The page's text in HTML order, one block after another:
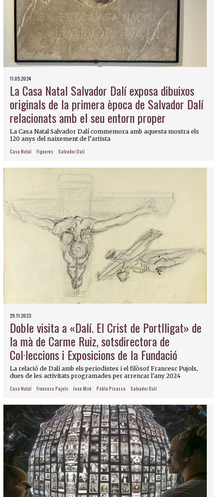
11.05.2024
La Casa Natal Salvador Dalí exposa dibuixos
originals de la primera època de Salvador Dalí
relacionats amb el seu entorn proper
La Casa Natal Salvador Dalí commemora amb aquesta mostra els
120 anys del naixement de l’artista
Casa Natal Figueres Salvador Dalí
29.11.2023
Doble visita a «Dalí. El Crist de Portlligat» de
la mà de Carme Ruiz, sotsdirectora de
Col·leccions i Exposicions de la Fundació
La relació de Dalí amb els periodistes i el filòsof Francesc Pujols,
dues de les activitats programades per arrencar l'any 2024
Casa Natal Francesc Pujols Joan Miró Pablo Picasso Salvador Dalí